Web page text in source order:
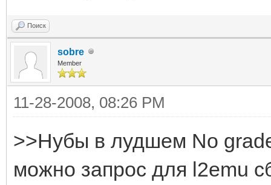
Поиск
sobre
Member
11-28-2008, 08:26 PM
>>Нубы в лудшем No
можно запрос для l2emu